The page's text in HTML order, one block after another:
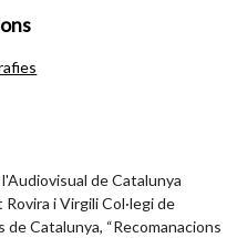
de Catalunya
i Virgili Col·legi de
de Catalunya, “Recomanacions